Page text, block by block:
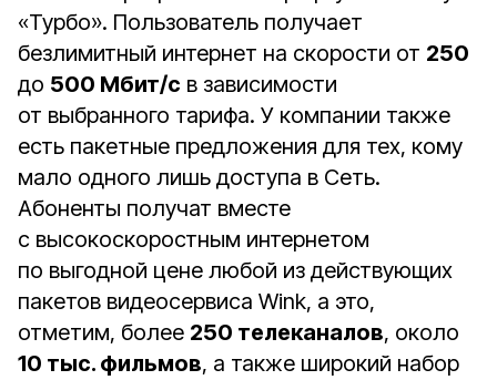
«Турбо». Пользователь получает
безлимитный интернет на скорости от 250
до 500 Мбит/с в зависимости
от выбранного тарифа. У компании также
есть пакетные предложения для тех, кому
мало одного лишь доступа в Сеть.
Абоненты получат вместе
с высокоскоростным интернетом
по выгодной цене любой из действующих
пакетов видеосервиса Wink, а это,
отметим, более 250 телеканалов, около
10 тыс. фильмов, а также широкий набор